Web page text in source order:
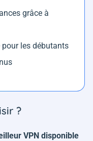
grâce à
les débutants
?
VPN disponible